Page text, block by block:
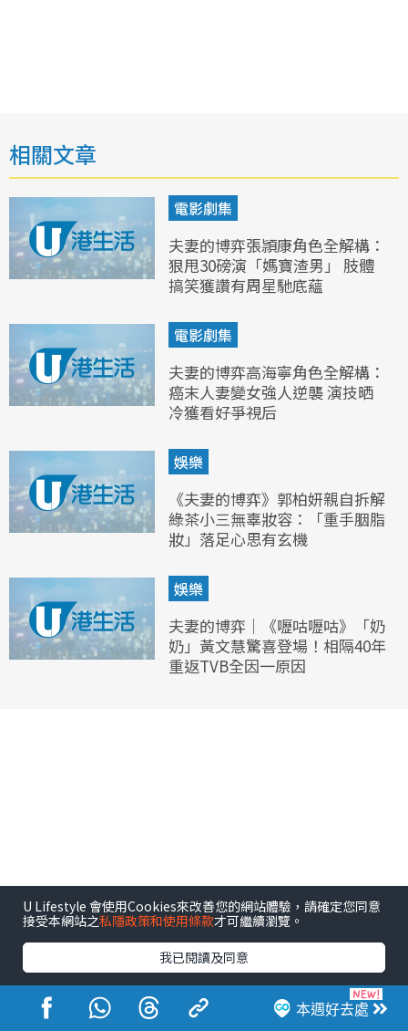
相關文章
電影劇集
夫妻的博弈張頴康角色全解構：
狠甩30磅演「媽寶渣男」 肢體
搞笑獲讚有周星馳底蘊
電影劇集
夫妻的博弈高海寧角色全解構：
癌末人妻變女強人逆襲 演技晒
冷獲看好爭視后
娛樂
《夫妻的博弈》郭柏妍親自拆解
綠茶小三無辜妝容：「重手胭脂
妝」落足心思有玄機
娛樂
夫妻的博弈｜《嚦咕嚦咕》「奶
奶」黃文慧驚喜登場！相隔40年
重返TVB全因一原因
本週好去處
U Lifestyle 會使用Cookies來改善您的網站體驗，請確定您同意
接受本網站之私隱政策和使用條款才可繼續瀏覽。
我已閱讀及同意